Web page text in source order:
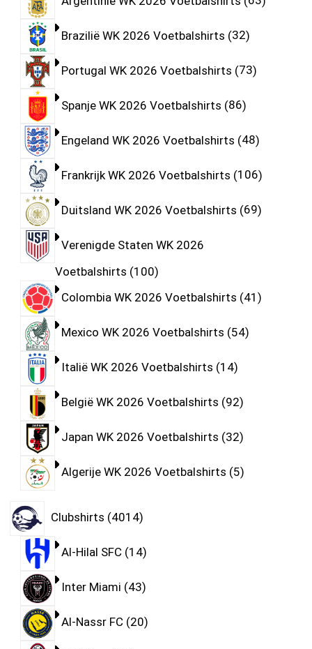
Brazilië WK 2026 Voetbalshirts 32
Portugal WK 2026 Voetbalshirts 73
Spanje WK 2026 Voetbalshirts 86
Engeland WK 2026 Voetbalshirts 48
Frankrijk WK 2026 Voetbalshirts 106
Duitsland WK 2026 Voetbalshirts 69
Verenigde Staten WK 2026
Voetbalshirts 100
Colombia WK 2026 Voetbalshirts 41
Mexico WK 2026 Voetbalshirts 54
Italië WK 2026 Voetbalshirts 14
België WK 2026 Voetbalshirts 92
Japan WK 2026 Voetbalshirts 32
Algerije WK 2026 Voetbalshirts 5
Clubshirts 4014
Al-Hilal SFC 14
Inter Miami 43
Al-Nassr FC 20